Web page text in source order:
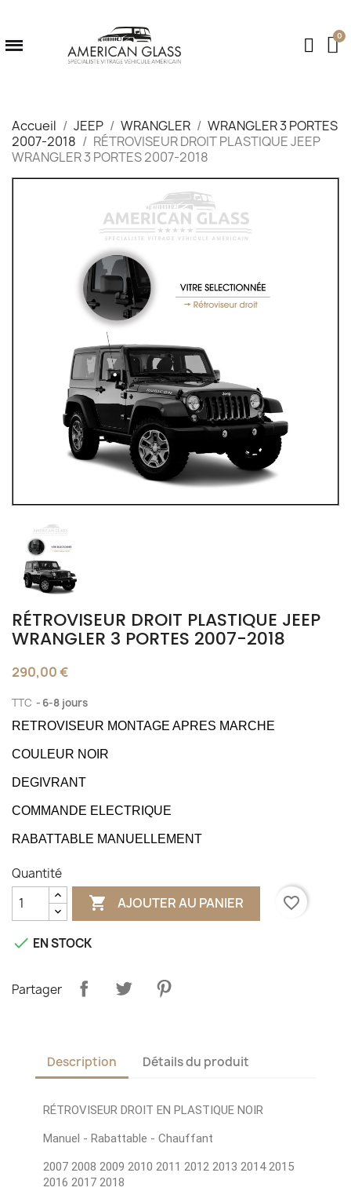
Accueil JEEP WRANGLER
WRANGLER 3 PORTES
2007-2018
RÉTROVISEUR DROIT PLASTIQUE JEEP
WRANGLER 3 PORTES 2007-2018
RÉTROVISEUR DROIT PLASTIQUE JEEP
WRANGLER 3 PORTES 2007-2018
290,00 €
TTC 6-8 jours
RETROVISEUR MONTAGE APRES MARCHE
COULEUR NOIR
DEGIVRANT
COMMANDE ELECTRIQUE
RABATTABLE MANUELLEMENT
Quantité
 AJOUTER AU PANIER favorite_border
 EN STOCK
Partager
Description Détails du produit
RÉTROVISEUR DROIT EN PLASTIQUE NOIR
Manuel - Rabattable - Chauffant
2007 2008 2009 2010 2011 2012 2013 2014 2015
2016 2017 2018